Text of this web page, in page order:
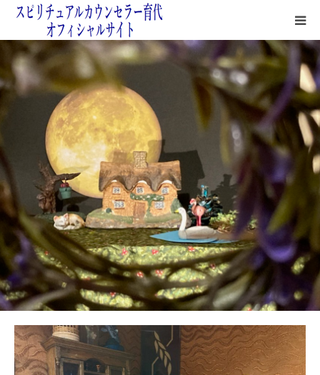
鑑定サロン紹介
鑑定方法
よくある質問＆無料占い
鑑定料金＆お支払いについて
四次元の月